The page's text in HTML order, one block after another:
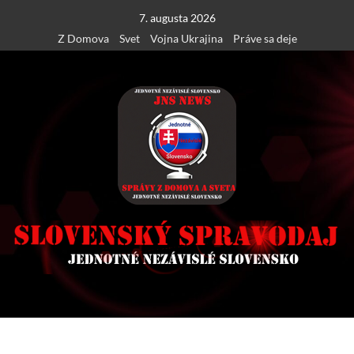
content
7. augusta 2026
Z Domova
Svet Vojna Ukrajina Práve sa deje